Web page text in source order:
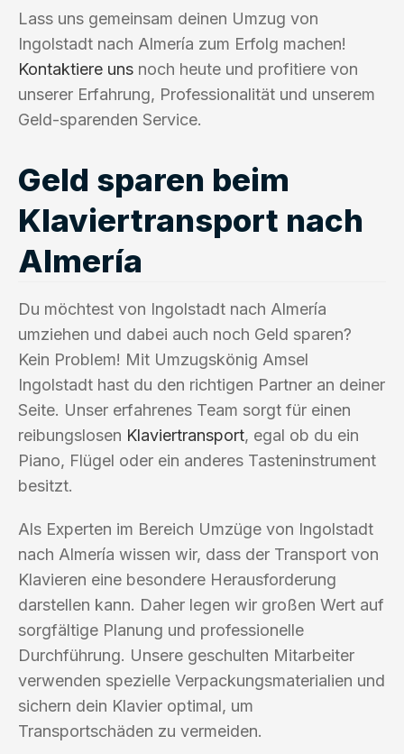
Lass uns gemeinsam deinen Umzug von
Ingolstadt nach Almería zum Erfolg machen!
Kontaktiere uns noch heute und profitiere von
unserer Erfahrung, Professionalität und unserem
Geld-sparenden Service.
Geld sparen beim
Klaviertransport nach
Almería
Du möchtest von Ingolstadt nach Almería
umziehen und dabei auch noch Geld sparen?
Kein Problem! Mit Umzugskönig Amsel
Ingolstadt hast du den richtigen Partner an deiner
Seite. Unser erfahrenes Team sorgt für einen
reibungslosen Klaviertransport, egal ob du ein
Piano, Flügel oder ein anderes Tasteninstrument
besitzt.
Als Experten im Bereich Umzüge von Ingolstadt
nach Almería wissen wir, dass der Transport von
Klavieren eine besondere Herausforderung
darstellen kann. Daher legen wir großen Wert auf
sorgfältige Planung und professionelle
Durchführung. Unsere geschulten Mitarbeiter
verwenden spezielle Verpackungsmaterialien und
sichern dein Klavier optimal, um
Transportschäden zu vermeiden.